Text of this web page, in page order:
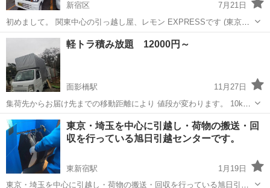
新宿区
7月21日
初めまして。 関東中心の引っ越し屋、レモン EXPRESSです (東京
都、千葉県、埼玉県、神奈川県のエリア） 運搬·運送登録の車（黒色の
ナンバープレート） です。 単身で運びの仕事をしている人の中で 車
のナン...
東京 新宿区 引っ越し
軽トラ積み放題 12000円～
面影橋駅
11月27日
集荷先からお届け先までの移動距離により 値段が変わります。 10km
迄 12000円 以降1km毎に100円加算されます。 階段作業は別途1階毎
に1000円の追加になります。 その他、高速代、駐車料金は実費として
後精算と...
東京 新宿区 面影橋駅 引っ越し 軽トラ
東京・埼玉を中心に引越し・荷物の搬送・回
収を行っている旭日引越センターです。
東新宿駅
1月19日
東京・埼玉を中心に引越し・荷物の搬送・回収を行っている旭日引越